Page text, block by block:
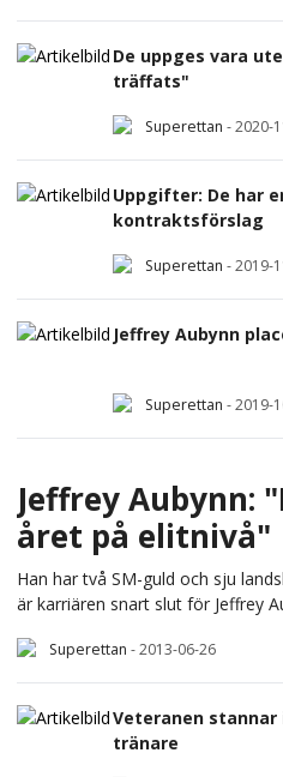
De uppges vara
träffats"
Superettan -2020-
Uppgifter: De har
kontraktsförslag
Superettan -2019-
Jeffrey Aubynn
Superettan -2019-
Jeffrey Aubynn:
året på elitnivå"
Han har två SM-guld och sju
är karriären snart slut för Jeffrey
Superettan -2013-06-26
Veteranen stannar
tränare